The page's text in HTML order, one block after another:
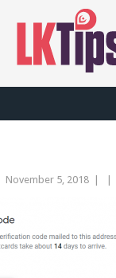
November 5, 2018